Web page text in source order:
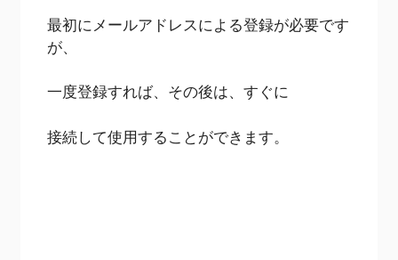
最初にメールアドレスによる登録が必要です
が、
一度登録すれば、その後は、すぐに
接続して使用することができます。